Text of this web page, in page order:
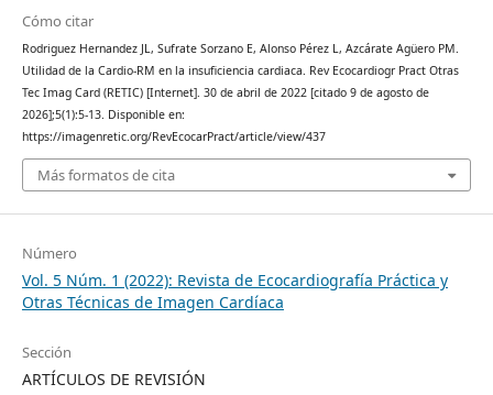
Cómo citar
Rodriguez Hernandez JL, Sufrate Sorzano E, Alonso Pérez L, Azcárate Agüero PM.
Utilidad de la Cardio-RM en la insuficiencia cardiaca. Rev Ecocardiogr Pract Otras
Tec Imag Card (RETIC) [Internet]. 30 de abril de 2022 [citado 9 de agosto de
2026];5(1):5-13. Disponible en:
https://imagenretic.org/RevEcocarPract/article/view/437
Más formatos de cita
Número
Vol. 5 Núm. 1 (2022): Revista de Ecocardiografía Práctica y
Otras Técnicas de Imagen Cardíaca
Sección
ARTÍCULOS DE REVISIÓN